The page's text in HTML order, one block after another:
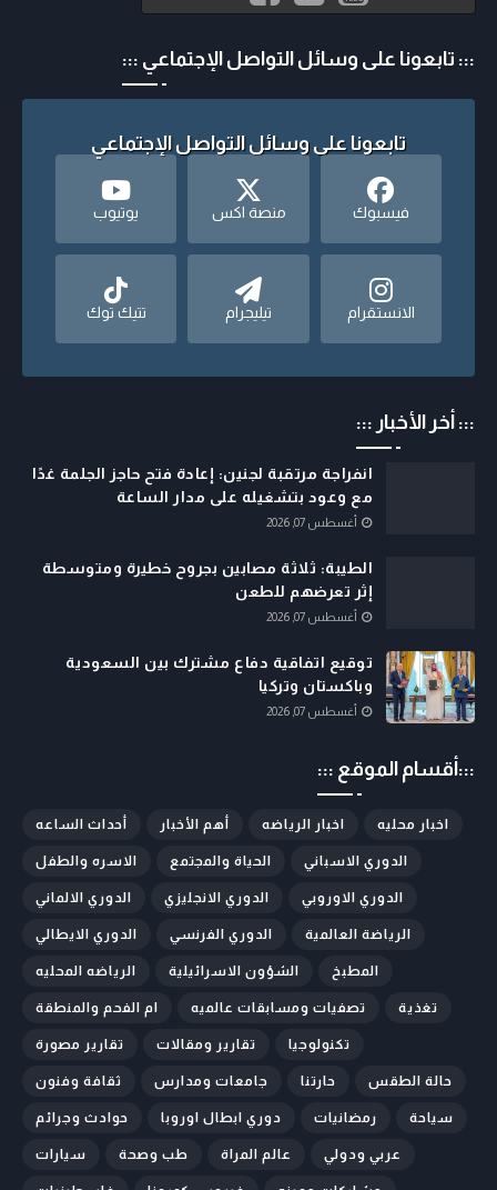
::: تابعونا على وسائل التواصل الإجتماعي :::
تابعونا على وسائل التواصل الإجتماعي
فيسبوك منصة اكس يوتيوب
الانستقرام تيليجرام تتيك توك
::: أخر الأخبار :::
انفراجة مرتقبة لجنين: إعادة فتح حاجز الجلمة غدًا
مع وعود بتشغيله على مدار الساعة
أغسطس 07, 2026
الطيبة: ثلاثة مصابين بجروح خطيرة ومتوسطة
إثر تعرضهم للطعن
أغسطس 07, 2026
توقيع اتفاقية دفاع مشترك بين السعودية
وباكستان وتركيا
أغسطس 07, 2026
:::أقسام الموقع :::
أحداث الساعه أهم الأخبار اخبار الرياضه اخبار محليه
الاسره والطفل الحياة والمجتمع الدوري الاسباني
الدوري الالماني الدوري الانجليزي الدوري الاوروبي
الدوري الايطالي الدوري الفرنسي الرياضة العالمية
الرياضه المحليه الشؤون الاسرائيلية المطبخ
ام الفحم والمنطقة تصفيات ومسابقات عالميه تغذية
تقارير مصورة تقارير ومقالات تكنولوجيا
ثقافة وفنون جامعات ومدارس حارتنا حالة الطقس
حوادث وجرائم دوري ابطال اوروبا رمضانيات سياحة
سيارات طب وصحة عالم المراة عربي ودولي